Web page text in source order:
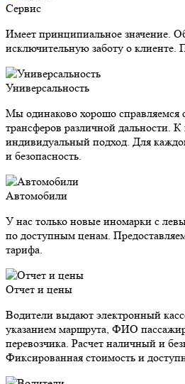
Сервис
Имеет принципиальное значение.
исключительную заботу о клиенте.
Универсальность
Мы одинаково хорошо справляемся
трансферов различной дальности.
индивидуальный подход. Для
и безопасность.
Автомобили
У нас только новые иномарки с
по доступным ценам.
тарифа.
Отчет и цены
Водители выдают электронный
указанием маршрута, ФИО
перевозчика. Расчет наличный и
Фиксированная стоимость и